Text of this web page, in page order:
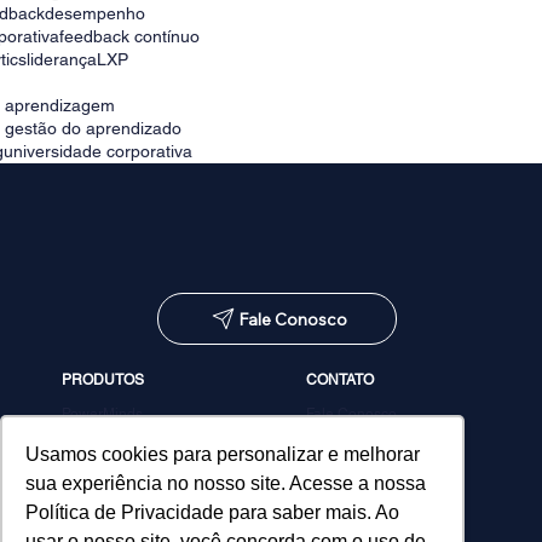
Usamos cookies para personalizar e melhorar
sua experiência no nosso site. Acesse a nossa
Política de Privacidade para saber mais. Ao
desempenho
feedback contínuo
liderançaLXP
do aprendizado
universidade corporativa
Fale Conosco
PRODUTOS
PowerMinds
Estúdio de Conteúdos
MicroPower Classes
Consultoria
CONTATO
Fale Conosco